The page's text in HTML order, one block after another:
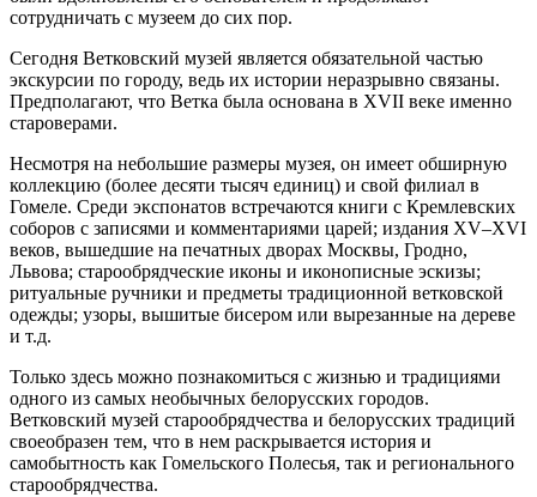
сотрудничать с музеем до сих пор.
Сегодня Ветковский музей является обязательной частью
экскурсии по городу, ведь их истории неразрывно связаны.
Предполагают, что Ветка была основана в XVII веке именно
староверами.
Несмотря на небольшие размеры музея, он имеет обширную
коллекцию (более десяти тысяч единиц) и свой филиал в
Гомеле. Среди экспонатов встречаются книги с Кремлевских
соборов с записями и комментариями царей; издания XV–XVI
веков, вышедшие на печатных дворах Москвы, Гродно,
Львова; старообрядческие иконы и иконописные эскизы;
ритуальные ручники и предметы традиционной ветковской
одежды; узоры, вышитые бисером или вырезанные на дереве
и т.д.
Только здесь можно познакомиться с жизнью и традициями
одного из самых необычных белорусских городов.
Ветковский музей старообрядчества и белорусских традиций
своеобразен тем, что в нем раскрывается история и
самобытность как Гомельского Полесья, так и регионального
старообрядчества.